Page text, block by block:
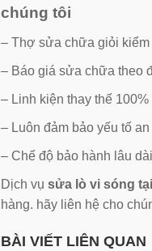
chúng tôi
– Thợ sửa chữa giỏi kiểm
– Báo giá sửa chữa theo
– Linh kiện thay thế
– Luôn đảm bảo yếu tố
– Chế độ bảo hành lâu
Dịch vụ sửa lò vi sóng
hàng. hãy liên hệ cho
BÀI VIẾT LIÊN QUAN